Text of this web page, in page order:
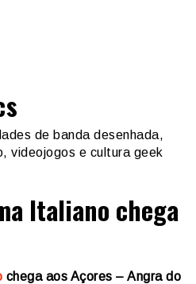
de banda desenhada,
videojogos e cultura geek
Italiano chega
chega aos Açores – Angra do